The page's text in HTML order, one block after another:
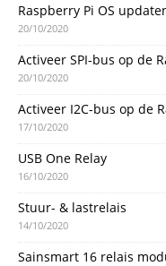
Raspberry Pi OS
20/10/2020
Activeer SPI-bus op de
20/10/2020
Activeer I2C-bus op de
17/10/2020
USB One Relay
16/10/2020
Stuur- & lastrelais
14/10/2020
Sainsmart 16 relais